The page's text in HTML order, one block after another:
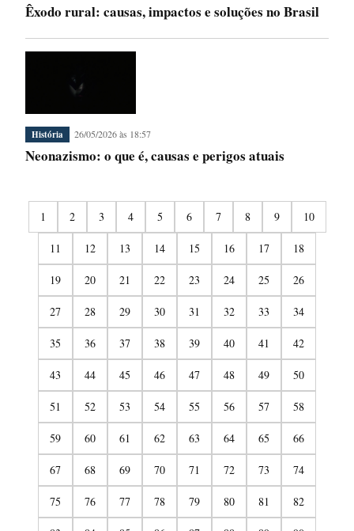
Êxodo rural: causas, impactos e soluções no Brasil
História 26/05/2026 às 18:57
Neonazismo: o que é, causas e perigos atuais
1 2 3 4 5 6 7 8 9 10
11 12 13 14 15 16 17 18
19 20 21 22 23 24 25 26
27 28 29 30 31 32 33 34
35 36 37 38 39 40 41 42
43 44 45 46 47 48 49 50
51 52 53 54 55 56 57 58
59 60 61 62 63 64 65 66
67 68 69 70 71 72 73 74
75 76 77 78 79 80 81 82